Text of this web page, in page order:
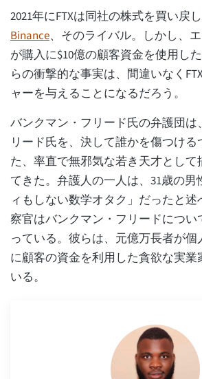
2021年にFTXは同社の株式を買い戻し
Binance、そのライバル。しかし、
が購入に$10億の顧客資金を使用し
らの衝撃的な事実は、間違いなく
ャーを与えることになるだろう。
バンクマン・フリード氏の弁護団は
リード氏を、決して誰かを傷つけ
た、率直で無邪気な若き天才として
てきた。弁護人の一人は、31歳の男
ィもしない数学オタク」だったと
察官はバンクマン・フリードにつ
っている。彼らは、元億万長者が
に顧客の資金を利用した貪欲な実業
いる。